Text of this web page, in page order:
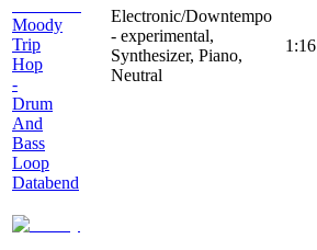
Moody
Trip
Hop
-
Drum
And
Bass
Loop
Databend
Electronic/Downtempo
- experimental,
Synthesizer, Piano,
Neutral
1:16